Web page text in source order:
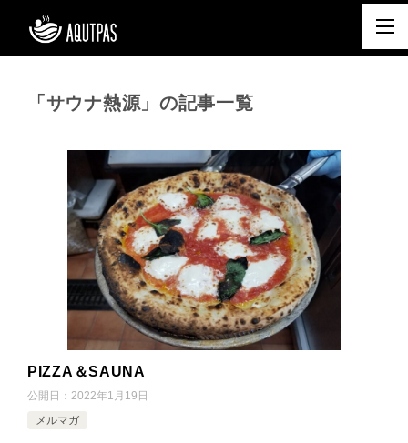
「サウナ熱源」の記事一覧
PIZZA＆SAUNA
公開日： 2022年1月19日
メルマガ